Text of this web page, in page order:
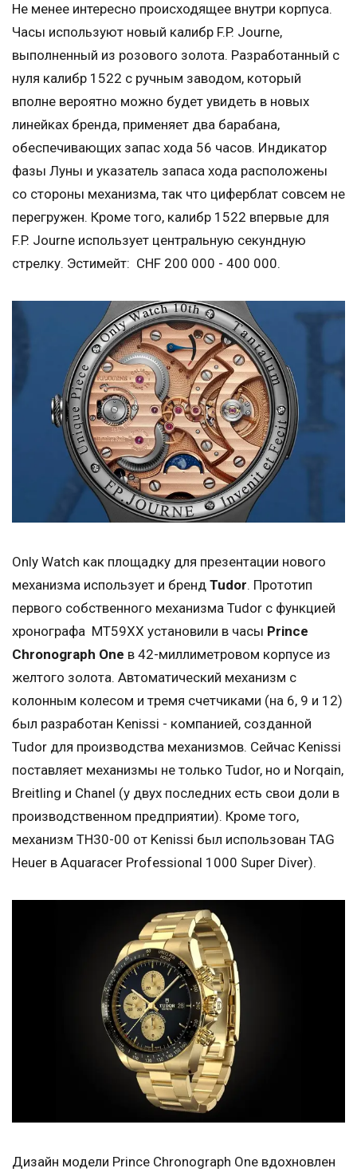
Не менее интересно происходящее внутри корпуса.
Часы используют новый калибр F.P. Journe,
выполненный из розового золота. Разработанный с
нуля калибр 1522 с ручным заводом, который
вполне вероятно можно будет увидеть в новых
линейках бренда, применяет два барабана,
обеспечивающих запас хода 56 часов. Индикатор
фазы Луны и указатель запаса хода расположены
со стороны механизма, так что циферблат совсем не
перегружен. Кроме того, калибр 1522 впервые для
F.P. Journe использует центральную секундную
стрелку. Эстимейт: CHF 200 000 - 400 000.
Only Watch как площадку для презентации нового
механизма использует и бренд Tudor. Прототип
первого собственного механизма Tudor с функцией
хронографа MT59XX установили в часы Prince
Chronograph One в 42-миллиметровом корпусе из
желтого золота. Автоматический механизм с
колонным колесом и тремя счетчиками (на 6, 9 и 12)
был разработан Kenissi - компанией, созданной
Tudor для производства механизмов. Сейчас Kenissi
поставляет механизмы не только Tudor, но и Norqain,
Breitling и Chanel (у двух последних есть свои доли в
производственном предприятии). Кроме того,
механизм TH30-00 от Kenissi был использован TAG
Heuer в Aquaracer Professional 1000 Super Diver).
Дизайн модели Prince Chronograph One вдохновлен